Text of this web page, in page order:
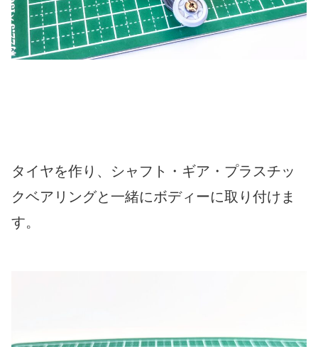
タイヤを作り、シャフト・ギア・プラスチッ
クベアリングと一緒にボディーに取り付けま
す。